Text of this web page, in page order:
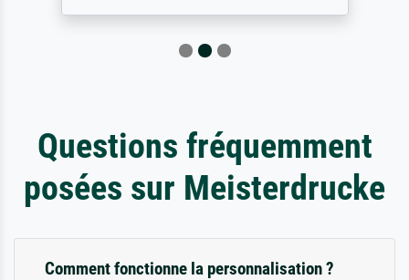
Questions fréquemment
posées sur Meisterdrucke
Comment fonctionne la personnalisation ?